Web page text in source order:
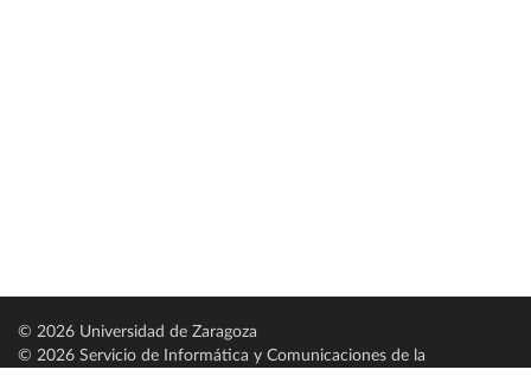
© 2026 Universidad de Zaragoza
© 2026 Servicio de Informática y Comunicaciones de la